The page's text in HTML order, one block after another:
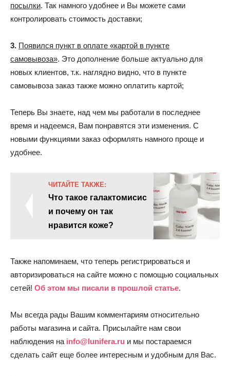
посылки. Так намного удобнее и Вы можете сами
контролировать стоимость доставки;
3. Появился пункт в оплате «картой в пункте
самовывоза». Это дополнение больше актуально для
новых клиентов, т.к. наглядно видно, что в пункте
самовывоза заказ также можно оплатить картой;
Теперь Вы знаете, над чем мы работали в последнее
время и надеемся, Вам понравятся эти изменения. С
новыми функциями заказ оформлять намного проще и
удобнее.
ЧИТАЙТЕ ТАКЖЕ:
Что такое галактомисис
и почему он так
нравится коже?
Также напоминаем, что теперь регистрироваться и
авторизироваться на сайте можно с помощью социальных
сетей! Об этом мы писали в прошлой статье.
Мы всегда рады Вашим комментариям относительно
работы магазина и сайта. Присылайте нам свои
наблюдения на info@lunifera.ru и мы постараемся
сделать сайт еще более интересным и удобным для Вас.